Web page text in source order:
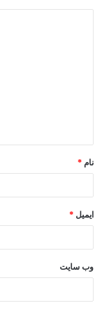
نام *
ایمیل *
وب‌ سایت